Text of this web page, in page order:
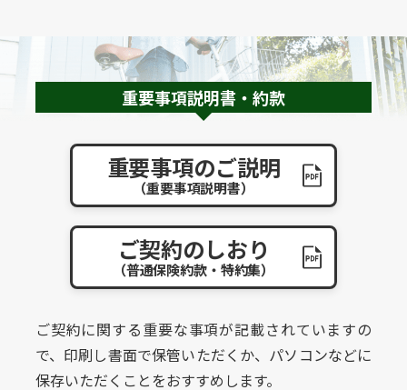
重要事項説明書・約款
重要事項のご説明
（重要事項説明書）
ご契約のしおり
（普通保険約款・特約集）
ご契約に関する重要な事項が記載されていますの
で、印刷し書面で保管いただくか、パソコンなどに
保存いただくことをおすすめします。